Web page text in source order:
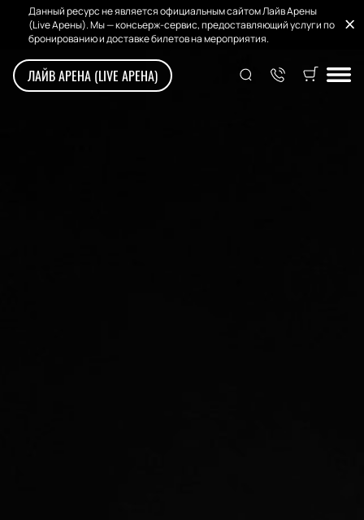
Данный ресурс не является официальным сайтом Лайв Арены
(Live Арены). Мы — консьерж-сервис, предоставляющий услуги по
бронированию и доставке билетов на мероприятия.
ЛАЙВ АРЕНА (LIVE АРЕНА)